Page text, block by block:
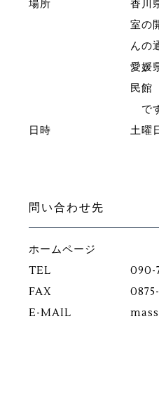
場所
香川
室の
んの
愛媛
民館
で
日時
土曜
問い合わせ先
ホームページ
TEL
090-
FAX
E-MAIL